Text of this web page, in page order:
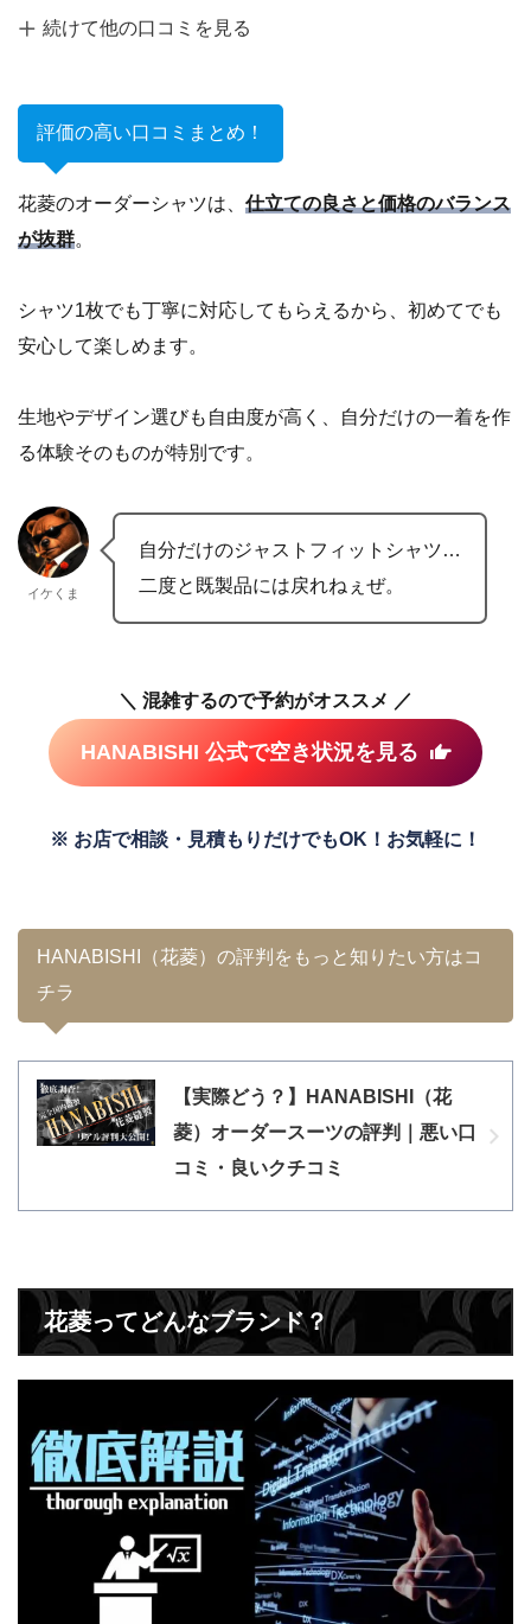
続けて他の口コミを見る
評価の高い口コミまとめ！
花菱のオーダーシャツは、 仕立ての良さと価格のバランス
が抜群。
シャツ1枚でも丁寧に対応してもらえるから、初めてでも
安心して楽しめます。
生地やデザイン選びも自由度が高く、自分だけの一着を作
る体験そのものが特別です。
イケくま
自分だけのジャストフィットシャツ…
二度と既製品には戻れねぇぜ。
＼ 混雑するので予約がオススメ ／
HANABISHI 公式で空き状況を見る
※ お店で相談・見積もりだけでもOK！お気軽に！
HANABISHI（花菱）の評判をもっと知りたい方はコ
チラ
【実際どう？】HANABISHI（花
菱）オーダースーツの評判｜悪い口
コミ・良いクチコミ
花菱ってどんなブランド？